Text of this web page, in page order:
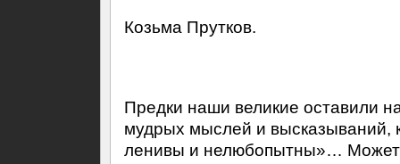
Козьма Прутков.
Предки наши великие оставили
мудрых мыслей и высказываний,
ленивы и нелюбопытны»… Может